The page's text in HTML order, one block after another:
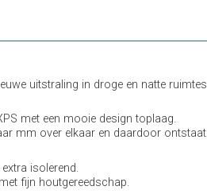
uitstraling in droge en natte ruimtes
met een mooie design toplaag.
mm over elkaar en daardoor ontstaat
isolerend.
fijn houtgereedschap.